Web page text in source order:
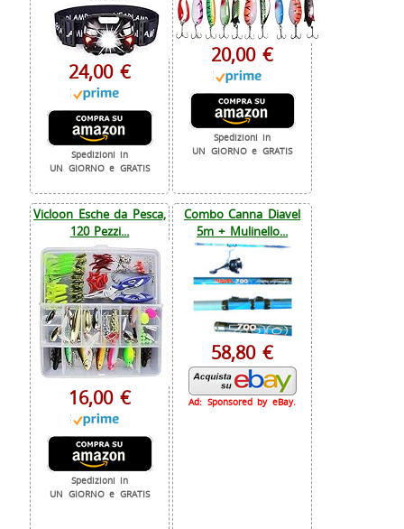
24,00 €
Spedizioni in
UN GIORNO e GRATIS
20,00 €
Spedizioni in
UN GIORNO e GRATIS
Vicloon Esche da Pesca,
120 Pezzi...
16,00 €
Spedizioni in
UN GIORNO e GRATIS
Combo Canna Diavel
5m + Mulinello...
58,80 €
Ad: Sponsored by eBay.